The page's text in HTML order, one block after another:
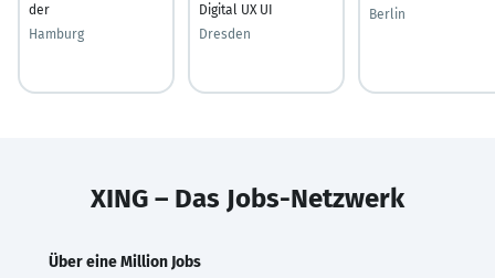
der
Hamburg
Digital UX UI
Dresden
Berlin
XING – Das Jobs-Netzwerk
Über eine Million Jobs